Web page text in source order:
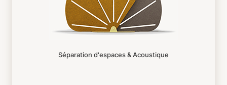
Séparation d'espaces & Acoustique